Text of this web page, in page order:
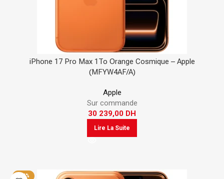
iPhone 17 Pro Max 1To Orange Cosmique – Apple
(MFYW4AF/A)
Apple
Sur commande
30 239,00 DH
Lire La Suite
-24%